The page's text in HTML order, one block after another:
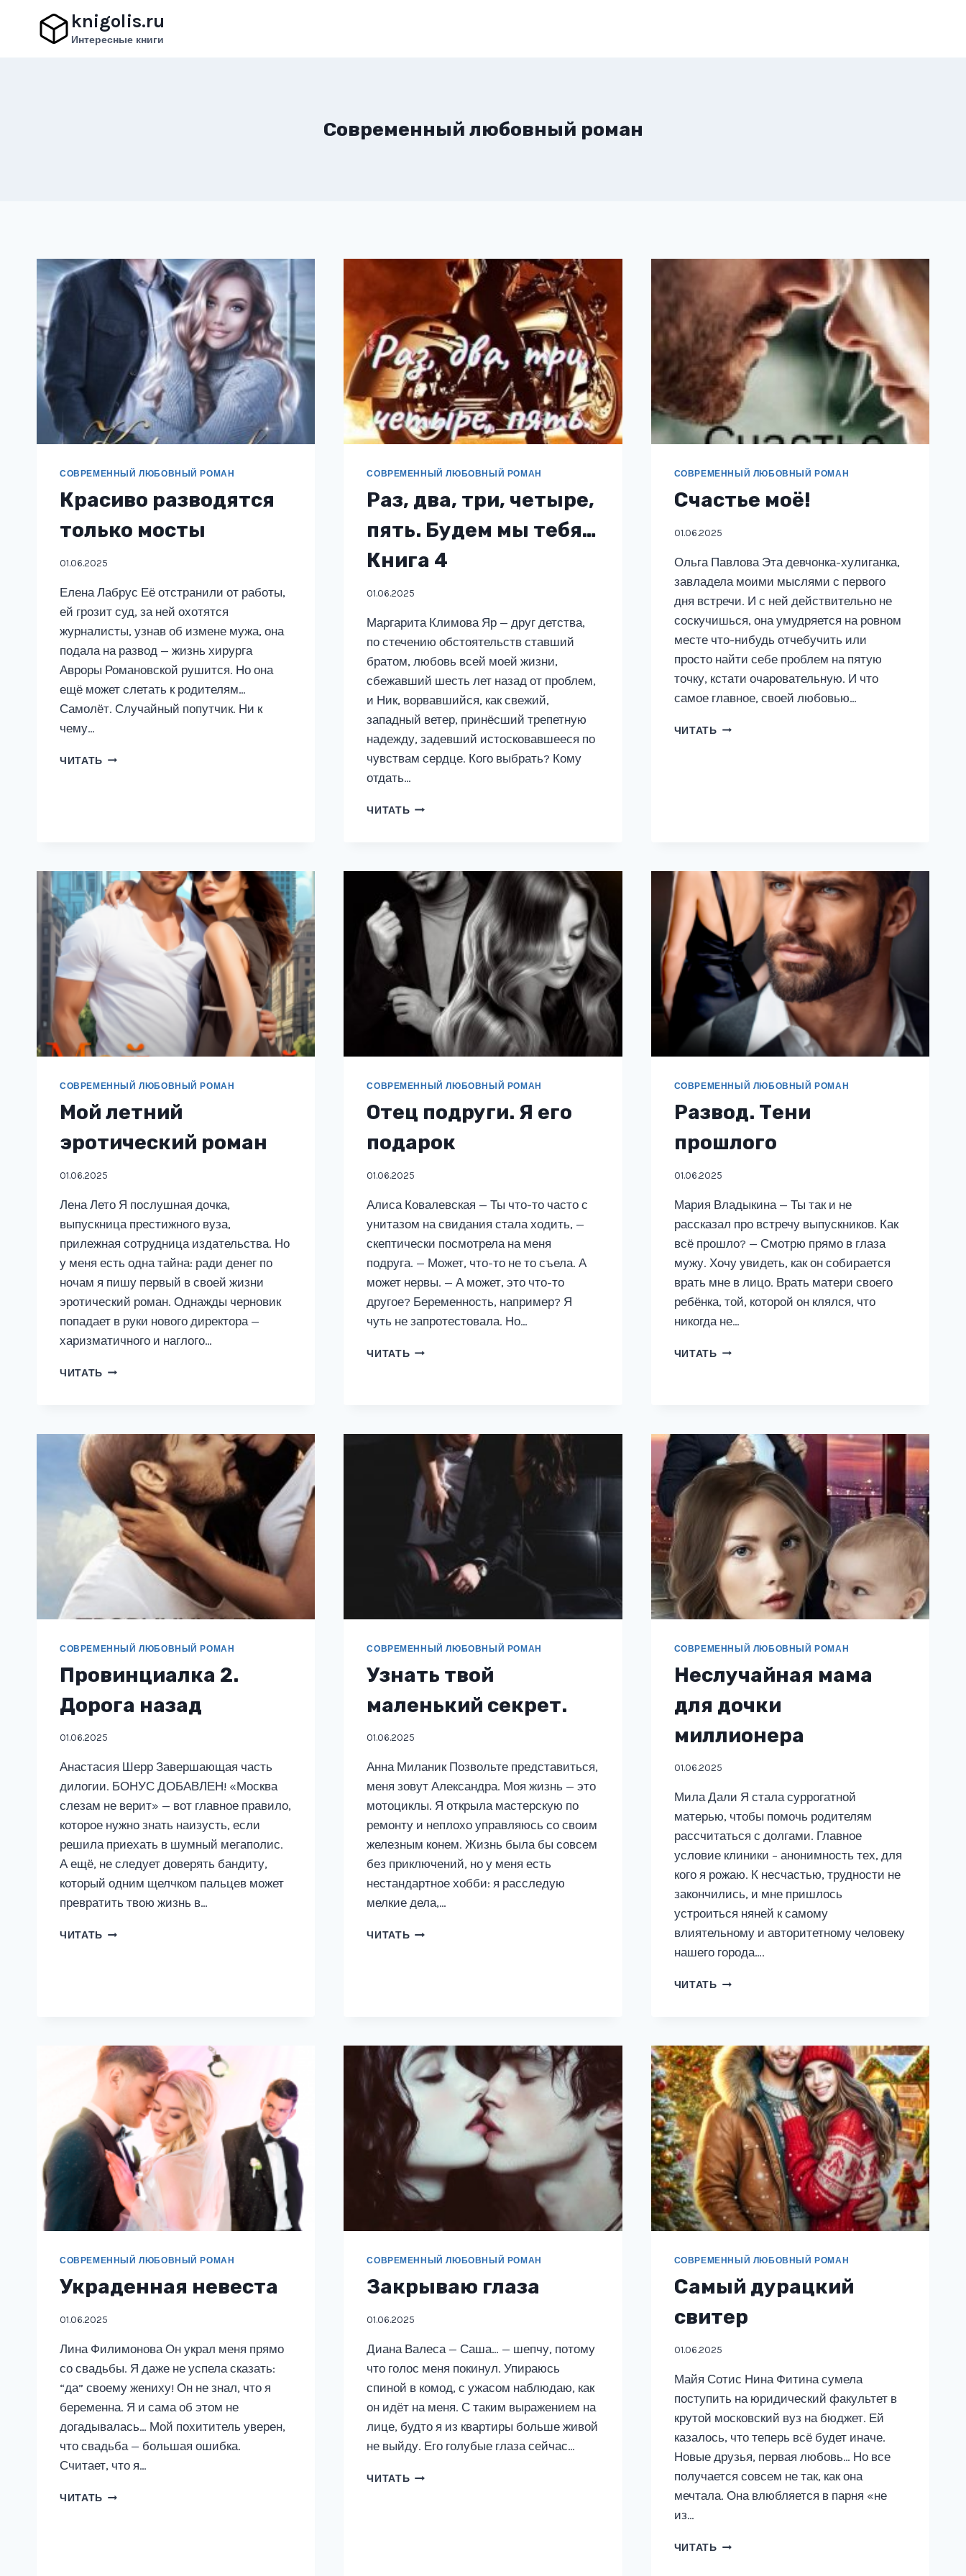
содержимому
knigolis.ru
Интересные книги
Современный любовный роман
СОВРЕМЕННЫЙ ЛЮБОВНЫЙ РОМАН
Красиво разводятся
только мосты
01.06.2025
Елена Лабрус Её отстранили от работы,
ей грозит суд, за ней охотятся
журналисты, узнав об измене мужа, она
подала на развод — жизнь хирурга
Авроры Романовской рушится. Но она
ещё может слетать к родителям…
Самолёт. Случайный попутчик. Ни к
чему…
ЧИТАТЬ КРАСИВО
СОВРЕМЕННЫЙ ЛЮБОВНЫЙ РОМАН
Раз, два, три, четыре,
пять. Будем мы тебя…
Книга 4
01.06.2025
Маргарита Климова Яр — друг детства,
по стечению обстоятельств ставший
братом, любовь всей моей жизни,
сбежавший шесть лет назад от проблем,
и Ник, ворвавшийся, как свежий,
западный ветер, принёсший трепетную
надежду, задевший истосковавшееся по
чувствам сердце. Кого выбрать? Кому
отдать…
ЧИТАТЬ РАЗ,
БУДЕМ
МЫ
ТЕБЯ…
КНИГА
СОВРЕМЕННЫЙ ЛЮБОВНЫЙ РОМАН
Счастье моё!
01.06.2025
Ольга Павлова Эта девчонка-хулиганка,
завладела моими мыслями с первого
дня встречи. И с ней действительно не
соскучишься, она умудряется на ровном
месте что-нибудь отчебучить или
просто найти себе проблем на пятую
точку, кстати очаровательную. И что
самое главное, своей любовью…
ЧИТАТЬ СЧАСТЬЕ
СОВРЕМЕННЫЙ ЛЮБОВНЫЙ РОМАН
Мой летний
эротический роман
01.06.2025
Лена Лето Я послушная дочка,
выпускница престижного вуза,
прилежная сотрудница издательства. Но
у меня есть одна тайна: ради денег по
ночам я пишу первый в своей жизни
эротический роман. Однажды черновик
попадает в руки нового директора —
харизматичного и наглого…
ЧИТАТЬ МОЙ
СОВРЕМЕННЫЙ ЛЮБОВНЫЙ РОМАН
Отец подруги. Я его
подарок
01.06.2025
Алиса Ковалевская — Ты что-то часто с
унитазом на свидания стала ходить, —
скептически посмотрела на меня
подруга. — Может, что-то не то съела. А
может нервы. — А может, это что-то
другое? Беременность, например? Я
чуть не запротестовала. Но…
ЧИТАТЬ ОТЕЦ
СОВРЕМЕННЫЙ ЛЮБОВНЫЙ РОМАН
Развод. Тени
прошлого
01.06.2025
Мария Владыкина — Ты так и не
рассказал про встречу выпускников. Как
всё прошло? — Смотрю прямо в глаза
мужу. Хочу увидеть, как он собирается
врать мне в лицо. Врать матери своего
ребёнка, той, которой он клялся, что
никогда не…
ЧИТАТЬ РАЗВОД.
СОВРЕМЕННЫЙ ЛЮБОВНЫЙ РОМАН
Провинциалка 2.
Дорога назад
01.06.2025
Анастасия Шерр Завершающая часть
дилогии. БОНУС ДОБАВЛЕН! «Москва
слезам не верит» — вот главное правило,
которое нужно знать наизусть, если
решила приехать в шумный мегаполис.
А ещё, не следует доверять бандиту,
который одним щелчком пальцев может
превратить твою жизнь в…
ЧИТАТЬ ПРОВИНЦИАЛКА
СОВРЕМЕННЫЙ ЛЮБОВНЫЙ РОМАН
Узнать твой
маленький секрет.
01.06.2025
Анна Миланик Позвольте представиться,
меня зовут Александра. Моя жизнь — это
мотоциклы. Я открыла мастерскую по
ремонту и неплохо управляюсь со своим
железным конем. Жизнь была бы совсем
без приключений, но у меня есть
нестандартное хобби: я расследую
мелкие дела,…
ЧИТАТЬ УЗНАТЬ
СОВРЕМЕННЫЙ ЛЮБОВНЫЙ РОМАН
Неслучайная мама
для дочки
миллионера
01.06.2025
Мила Дали Я стала суррогатной
матерью, чтобы помочь родителям
рассчитаться с долгами. Главное
условие клиники – анонимность тех, для
кого я рожаю. К несчастью, трудности не
закончились, и мне пришлось
устроиться няней к самому
влиятельному и авторитетному человеку
нашего города….
ЧИТАТЬ НЕСЛУЧАЙНАЯ
СОВРЕМЕННЫЙ ЛЮБОВНЫЙ РОМАН
Украденная невеста
01.06.2025
Лина Филимонова Он украл меня прямо
со свадьбы. Я даже не успела сказать:
“да” своему жениху! Он не знал, что я
беременна. Я и сама об этом не
догадывалась… Мой похититель уверен,
что свадьба — большая ошибка.
Считает, что я…
ЧИТАТЬ УКРАДЕННАЯ
СОВРЕМЕННЫЙ ЛЮБОВНЫЙ РОМАН
Закрываю глаза
01.06.2025
Диана Валеса — Саша… — шепчу, потому
что голос меня покинул. Упираюсь
спиной в комод, с ужасом наблюдаю, как
он идёт на меня. С таким выражением на
лице, будто я из квартиры больше живой
не выйду. Его голубые глаза сейчас…
ЧИТАТЬ ЗАКРЫВАЮ
СОВРЕМЕННЫЙ ЛЮБОВНЫЙ РОМАН
Самый дурацкий
свитер
01.06.2025
Майя Сотис Нина Фитина сумела
поступить на юридический факультет в
крутой московский вуз на бюджет. Ей
казалось, что теперь всё будет иначе.
Новые друзья, первая любовь… Но все
получается совсем не так, как она
мечтала. Она влюбляется в парня «не
из…
ЧИТАТЬ САМЫЙ